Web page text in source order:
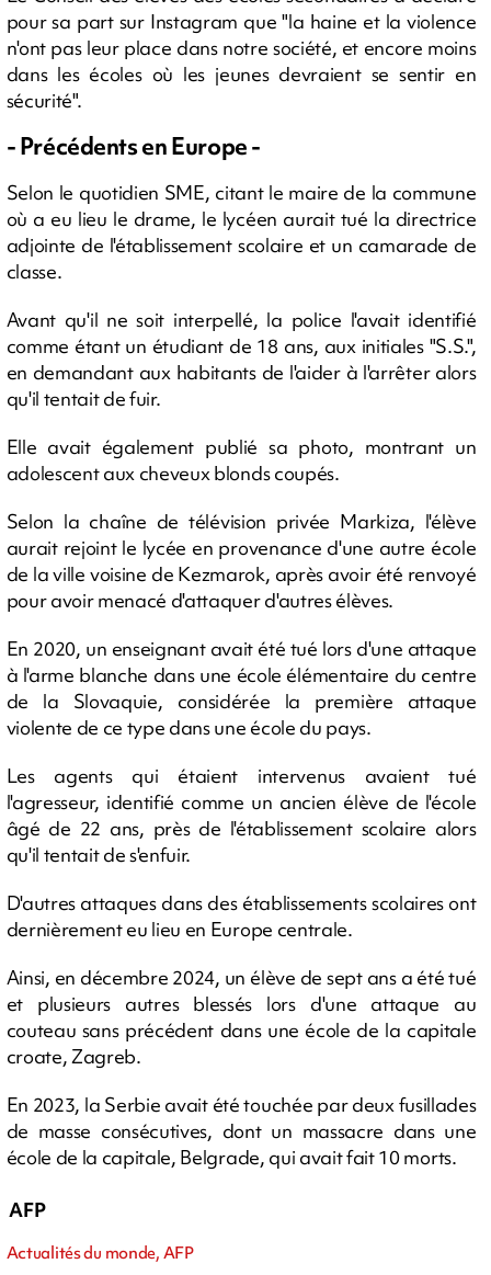
pour sa part sur Instagram que "la haine et la violence
n'ont pas leur place dans notre société, et encore moins
dans les écoles où les jeunes devraient se sentir en
sécurité".
- Précédents en Europe -
Selon le quotidien SME, citant le maire de la commune
où a eu lieu le drame, le lycéen aurait tué la directrice
adjointe de l'établissement scolaire et un camarade de
classe.
Avant qu'il ne soit interpellé, la police l'avait identifié
comme étant un étudiant de 18 ans, aux initiales "S.S.",
en demandant aux habitants de l'aider à l'arrêter alors
qu'il tentait de fuir.
Elle avait également publié sa photo, montrant un
adolescent aux cheveux blonds coupés.
Selon la chaîne de télévision privée Markiza, l'élève
aurait rejoint le lycée en provenance d'une autre école
de la ville voisine de Kezmarok, après avoir été renvoyé
pour avoir menacé d'attaquer d'autres élèves.
En 2020, un enseignant avait été tué lors d'une attaque
à l'arme blanche dans une école élémentaire du centre
de la Slovaquie, considérée la première attaque
violente de ce type dans une école du pays.
Les agents qui étaient intervenus avaient tué
l'agresseur, identifié comme un ancien élève de l'école
âgé de 22 ans, près de l'établissement scolaire alors
qu'il tentait de s'enfuir.
D'autres attaques dans des établissements scolaires ont
dernièrement eu lieu en Europe centrale.
Ainsi, en décembre 2024, un élève de sept ans a été tué
et plusieurs autres blessés lors d'une attaque au
couteau sans précédent dans une école de la capitale
croate, Zagreb.
En 2023, la Serbie avait été touchée par deux fusillades
de masse consécutives, dont un massacre dans une
école de la capitale, Belgrade, qui avait fait 10 morts.
AFP
Actualités du monde, AFP